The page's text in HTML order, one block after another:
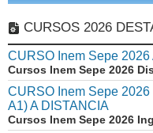
CURSOS 2026
CURSO Inem Sepe
Cursos Inem Sepe 2026
CURSO Inem Sepe
A1) A DISTANCIA
Cursos Inem Sepe 2026